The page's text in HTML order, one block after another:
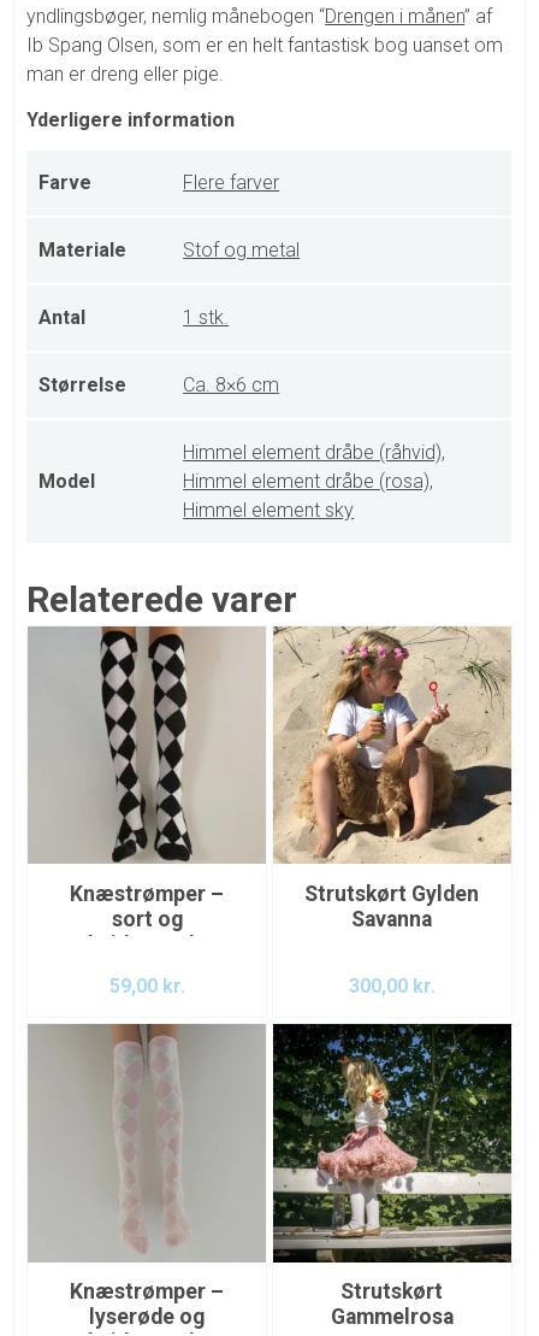
yndlingsbøger, nemlig månebogen “Drengen i månen” af
Ib Spang Olsen, som er en helt fantastisk bog uanset om
man er dreng eller pige.
Yderligere information
Farve Flere farver
Materiale Stof og metal
Antal 1 stk.
Størrelse Ca. 8×6 cm
Model
Himmel element dråbe (råhvid),
Himmel element dråbe (rosa),
Himmel element sky
Relaterede varer
Knæstrømper –
sort og
hvidternede
59,00 kr.
Strutskørt Gylden
Savanna
300,00 kr.
Knæstrømper –
lyserøde og
Strutskørt
Gammelrosa